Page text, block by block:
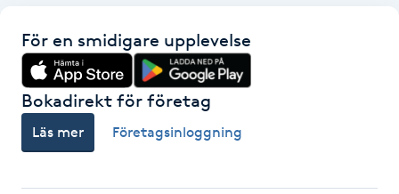
Hatha Yoga
Headspa
För en smidigare upplevelse
Bokadirekt för företag
Läs mer Företagsinloggning